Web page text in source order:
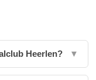
Heerlen? ▼